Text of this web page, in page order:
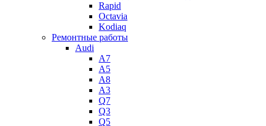
Rapid
Octavia
Kodiaq
Ремонтные работы
Audi
A7
A5
A8
A3
Q7
Q3
Q5